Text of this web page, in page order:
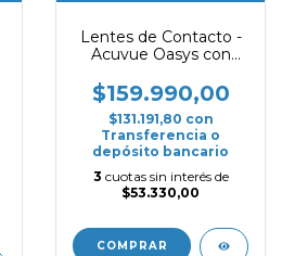
Lentes de Contacto -
Acuvue Oasys con
$159.990,00
$131.191,80 con
Transferencia o
depósito bancario
3 cuotas sin interés de
$53.330,00
COMPRAR